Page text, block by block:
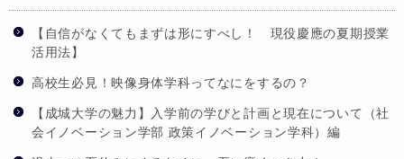
【自信がなくてもまずは形にすべし！ 現役慶應の夏期授業
活用法】
高校生必見！映像身体学科ってなにをするの？
【成城大学の魅力】入学前の学びと計画と現在について（社
会イノベーション学部 政策イノベーション学科）編